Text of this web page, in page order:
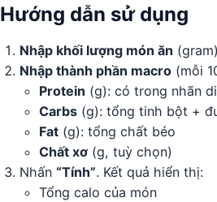
Hướng dẫn sử dụng
Nhập khối lượng món ăn
Nhập thành phần macro (mỗi
Protein (g): có trong nhãn
Carbs (g): tổng tinh bột +
Fat (g): tổng chất béo
Chất xơ (g, tuỳ chọn)
Nhấn “Tính”. Kết quả hiển thị:
Tổng calo của món